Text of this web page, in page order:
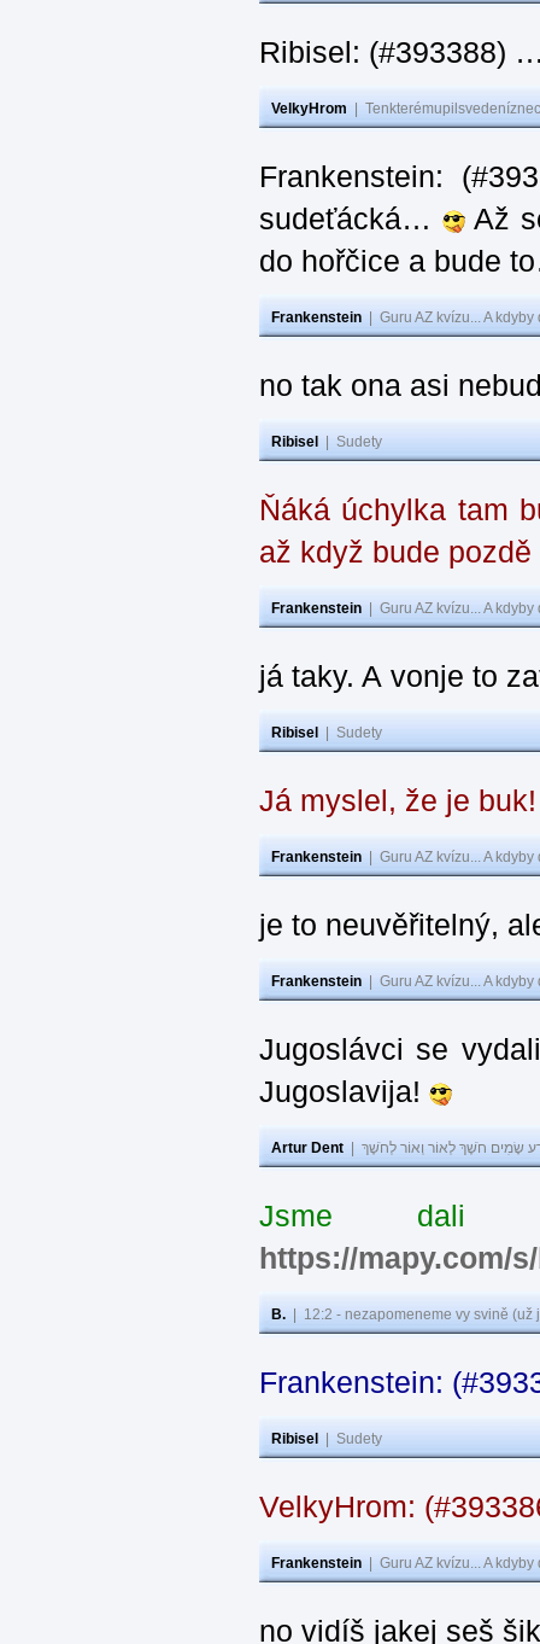
Ribisel: (#393388)
VelkyHrom
Frankenstein:
sudeťácká…
Až
do hořčice a bude
Frankenstein Guru AZ kvízu... A
no tak ona asi
Ribisel Sudety
Ňáká úchylka tam
až když bude pozdě
Frankenstein Guru AZ kvízu... A
já taky. A vonje to
Ribisel Sudety
Já myslel, že je
Frankenstein Guru AZ kvízu... A
je to neuvěřitelný,
Frankenstein Guru AZ kvízu... A
Jugoslávci se
Jugoslavija!
Artur Dent שָׂמִים חֹשֶׁךְ לְאוֹר וְאוֹר לְחֹשֶׁךְ
Jsme dali
https://mapy.com/
B. 12:2 - nezapomeneme vy svině
Frankenstein:
Ribisel Sudety
VelkyHrom:
Frankenstein Guru AZ kvízu... A
no vidíš jakej seš